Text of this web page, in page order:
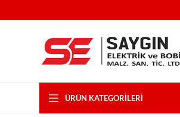
ÜRÜN KATEGORILERI